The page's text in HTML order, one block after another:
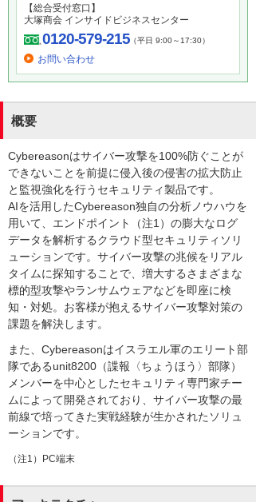
【総合受付窓口】
大塚商会 インサイドビジネスセンター
0120-579-215（平日 9:00～17:30）
お問い合わせ
概要
Cybereasonはサイバー攻撃を100%防ぐことが
できないことを前提に侵入後の侵害の拡大防止
と監視強化を行うセキュリティ製品です。
AIを活用したCybereason独自の分析ノウハウを
用いて、エンドポイント（注1）の膨大なログ
データを解析するクラウド型セキュリティソリ
ューションです。サイバー攻撃の兆候をリアル
タイムに探知することで、増大するさまざまな
標的型攻撃やランサムウェアなどを即座に検
知・対処。お客様が抱えるサイバー攻撃対策の
課題を解決します。
また、Cybereasonはイスラエル軍のエリート部
隊であるunit8200（諜報〈ちょうほう〉部隊）
メンバーを中心としたセキュリティ専門家チー
ムによって開発されており、サイバー攻撃の最
前線で培ってきた実戦経験が生かされたソリュ
ーションです。
（注1）PC端末